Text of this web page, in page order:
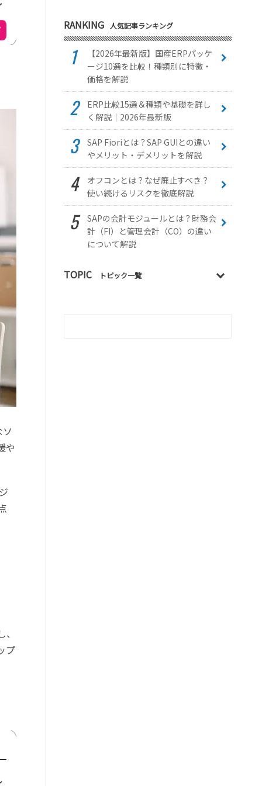
や
プ
RANKING 人気記事ランキング
【2026年最新版】国産ERPパッケ
ージ10選を比較！種類別に特徴・
価格を解説
ERP比較15選＆種類や基礎を詳し
く解説｜2026年最新版
SAP Fioriとは？SAP GUIとの違い
やメリット・デメリットを解説
オフコンとは？なぜ廃止すべき？
使い続けるリスクを徹底解説
SAPの会計モジュールとは？財務会
計（FI）と管理会計（CO）の違い
について解説
TOPIC トピック一覧